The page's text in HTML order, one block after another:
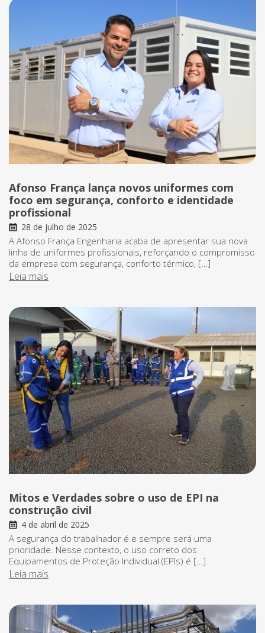
Afonso França lança novos uniformes com
foco em segurança, conforto e identidade
profissional
28 de julho de 2025
A Afonso França Engenharia acaba de apresentar sua nova
linha de uniformes profissionais, reforçando o compromisso
da empresa com segurança, conforto térmico, […]
Leia mais
Mitos e Verdades sobre o uso de EPI na
construção civil
4 de abril de 2025
A segurança do trabalhador é e sempre será uma
prioridade. Nesse contexto, o uso correto dos
Equipamentos de Proteção Individual (EPIs) é […]
Leia mais